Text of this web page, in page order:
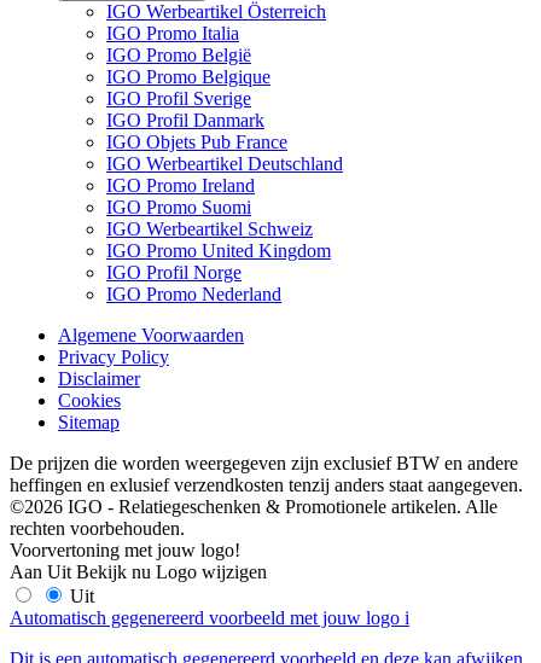
IGO Werbeartikel Österreich
IGO Promo Italia
IGO Promo België
IGO Promo Belgique
IGO Profil Sverige
IGO Profil Danmark
IGO Objets Pub France
IGO Werbeartikel Deutschland
IGO Promo Ireland
IGO Promo Suomi
IGO Werbeartikel Schweiz
IGO Promo United Kingdom
IGO Profil Norge
IGO Promo Nederland
Algemene Voorwaarden
Privacy Policy
Disclaimer
Cookies
Sitemap
De prijzen die worden weergegeven zijn exclusief BTW en andere
heffingen en exlusief verzendkosten tenzij anders staat aangegeven.
©2026 IGO - Relatiegeschenken & Promotionele artikelen. Alle
rechten voorbehouden.
Voorvertoning met jouw logo!
Aan Uit Bekijk nu Logo wijzigen
Uit
Automatisch gegenereerd voorbeeld met jouw logo i